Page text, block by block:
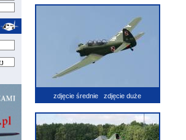
zdjęcie średnie zdjęcie duże